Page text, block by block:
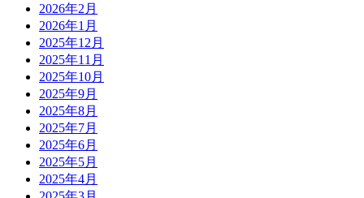
2026年2月
2026年1月
2025年12月
2025年11月
2025年10月
2025年9月
2025年8月
2025年7月
2025年6月
2025年5月
2025年4月